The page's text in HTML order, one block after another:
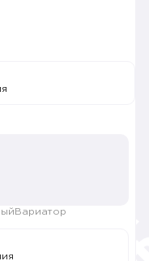
Вариатор